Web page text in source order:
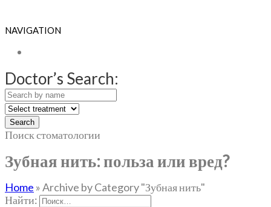
NAVIGATION
Doctor’s Search:
Search
Поиск стоматологии
Зубная нить: польза или вред?
Home »Archive by Category "Зубная нить"
Найти: